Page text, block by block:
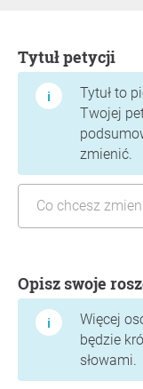
Tytuł petycji
Tytuł to
Twojej
zmienić.
Opisz swoje
Więcej
będzie
słowami.